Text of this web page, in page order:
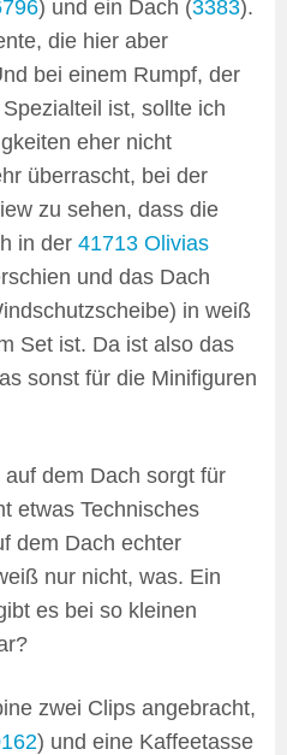
) und ein Dach (3383).
die hier aber
bei einem Rumpf, der
ist, sollte ich
eher nicht
überrascht, bei der
zu sehen, dass die
in der 41713 Olivias
und das Dach
in weiß
Set ist. Da ist also das
sonst für die Minifiguren
auf dem Dach sorgt für
etwas Technisches
dem Dach echter
nur nicht, was. Ein
es bei so kleinen
zwei Clips angebracht,
) und eine Kaffeetasse